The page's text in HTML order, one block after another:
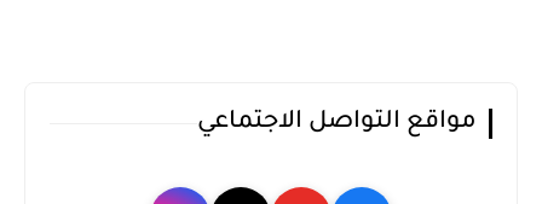
مواقع التواصل الاجتماعي